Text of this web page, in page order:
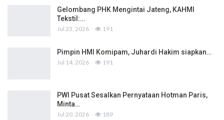
Gelombang PHK Mengintai Jateng, KAHMI
Tekstil:…
Jul 23, 2026 191
Pimpin HMI Komipam, Juhardi Hakim siapkan…
Jul 14, 2026 191
PWI Pusat Sesalkan Pernyataan Hotman Paris,
Minta…
Jul 20, 2026 189